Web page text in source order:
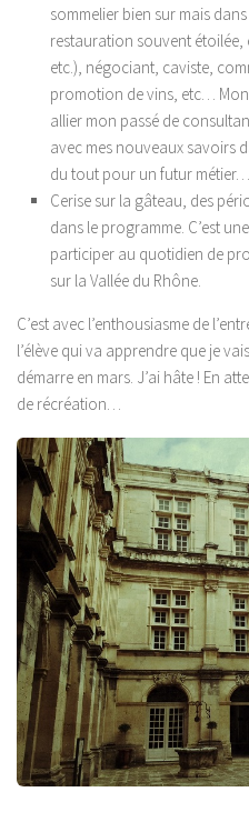
sommelier bien sur mais
restauration souvent
etc.), négociant, caviste,
promotion de vins, etc… Mon
allier mon passé de
avec mes nouveaux savoirs
du tout pour un futur
Cerise sur la gâteau, des
dans le programme. C’est
participer au quotidien de
sur la Vallée du Rhône.
C’est avec l’enthousiasme de
l’élève qui va apprendre que je
démarre en mars. J’ai hâte ! En
de récréation…